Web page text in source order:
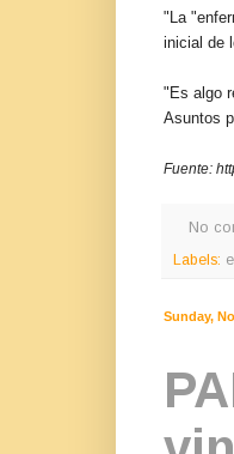
"La
inicial de
"Es algo
Asuntos
Fuente:
No
Labels:
Sunday,